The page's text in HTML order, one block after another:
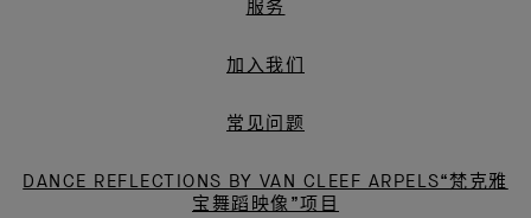
服务
加入我们
常见问题
DANCE REFLECTIONS BY VAN CLEEF ARPELS“梵克雅
宝舞蹈映像”项目